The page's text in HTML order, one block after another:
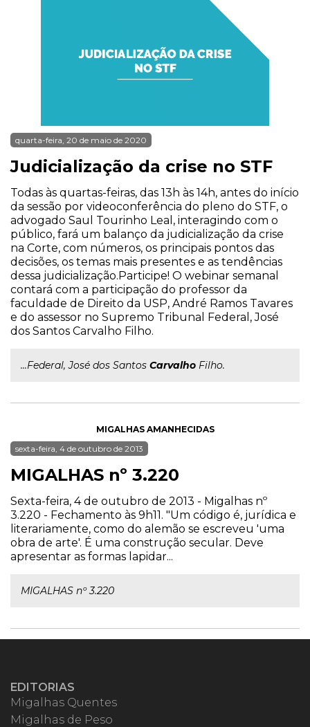
quarta-feira, 20 de maio de 2020
Judicialização da crise no STF
Todas às quartas-feiras, das 13h às 14h, antes do início
da sessão por videoconferência do pleno do STF, o
advogado Saul Tourinho Leal, interagindo com o
público, fará um balanço da judicialização da crise
na Corte, com números, os principais pontos das
decisões, os temas mais presentes e as tendências
dessa judicialização.Participe! O webinar semanal
contará com a participação do professor da
faculdade de Direito da USP, André Ramos Tavares
e do assessor no Supremo Tribunal Federal, José
dos Santos Carvalho Filho.
...Federal, José dos Santos Carvalho Filho.
MIGALHAS AMANHECIDAS
sexta-feira, 4 de outubro de 2013
MIGALHAS nº 3.220
Sexta-feira, 4 de outubro de 2013 - Migalhas nº
3.220 - Fechamento às 9h11. "Um código é, jurídica e
literariamente, como do alemão se escreveu 'uma
obra de arte'. É uma construção secular. Deve
apresentar as formas lapidar...
MIGALHAS nº 3.220
EDITORIAS
Migalhas Quentes
Migalhas de Peso